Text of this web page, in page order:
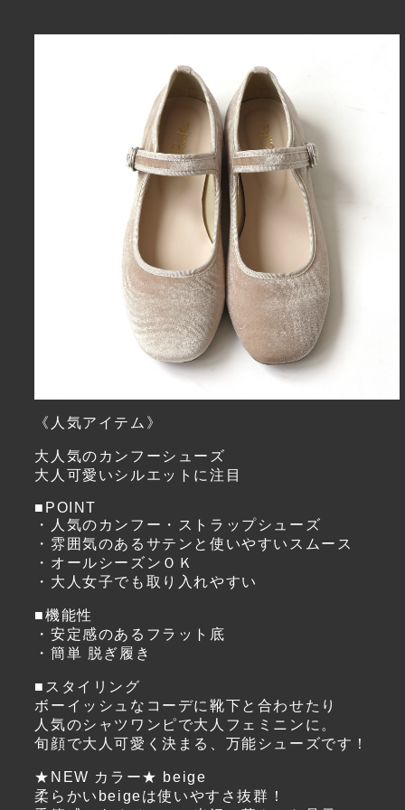
《人気アイテム》
大人気のカンフーシューズ
大人可愛いシルエットに注目
■POINT
・人気のカンフー・ストラップシューズ
・雰囲気のあるサテンと使いやすいスムース
・オールシーズンＯＫ
・大人女子でも取り入れやすい
■機能性
・安定感のあるフラット底
・簡単 脱ぎ履き
■スタイリング
ボーイッシュなコーデに靴下と合わせたり
人気のシャツワンピで大人フェミニンに。
旬顔で大人可愛く決まる、万能シューズです！
★NEW カラー★ beige
柔らかいbeigeは使いやすさ抜群！